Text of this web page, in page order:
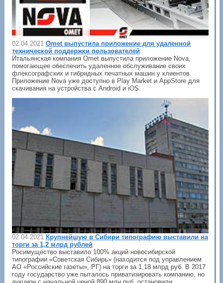
02.04.2021 Omet выпустила приложение для удаленной
технической поддержки пользователей
Итальянская компания Omet выпустила приложение Nova,
помогающее обеспечить удаленное обслуживание своих
флексографских и гибридных печатных машин у клиентов.
Приложение Nova уже доступно в Play Market и AppStore для
скачивания на устройства с Android и iOS.
02.04.2021 Крупнейшую в Сибири типографию выставили на
торги за 1,2 млрд рублей
Росимущество выставило 100% акций новосибирской
типографии «Советская Сибирь» (находится под управлением
АО «Российские газеты», РГ) на торги за 1,18 млрд руб. В 2017
году государство уже пыталось приватизировать компанию, но